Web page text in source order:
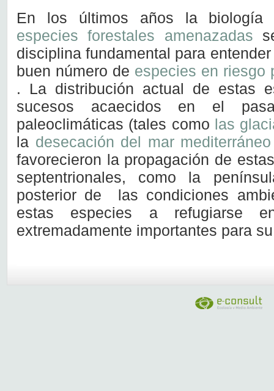
En los últimos años la biología
especies forestales amenazadas
disciplina fundamental para
buen número de especies en riesgo
. La distribución actual de estas
sucesos acaecidos en el
paleoclimáticas (tales como las
la desecación del mar
favorecieron la propagación de
septentrionales, como la
posterior de las condiciones
estas especies a refugiarse
extremadamente importantes para